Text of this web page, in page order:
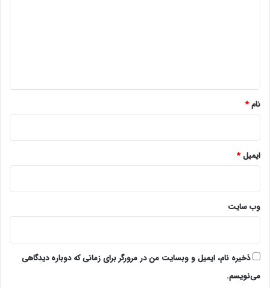
نام*
ایمیل*
وب‌ سایت
ذخیره نام، ایمیل و وبسایت من در مرورگر برای زمانی که دوباره دیدگاهی
می‌نویسم.